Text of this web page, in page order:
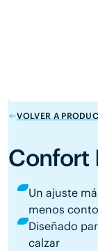
VOLVER A
Confort
Un ajuste
menos
Diseñado
calzar